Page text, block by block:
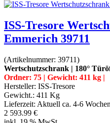
ISS-Tresore
Emmerich 39711
(Artikelnummer: 39711)
Wertschutzschrank | 180°
Ordner: 75 | Gewicht: 411 kg |
Hersteller: ISS-Tresore
Gewicht.: 411 Kg
Lieferzeit: Aktuell ca. 4-6 Wochen
2 593.99 €